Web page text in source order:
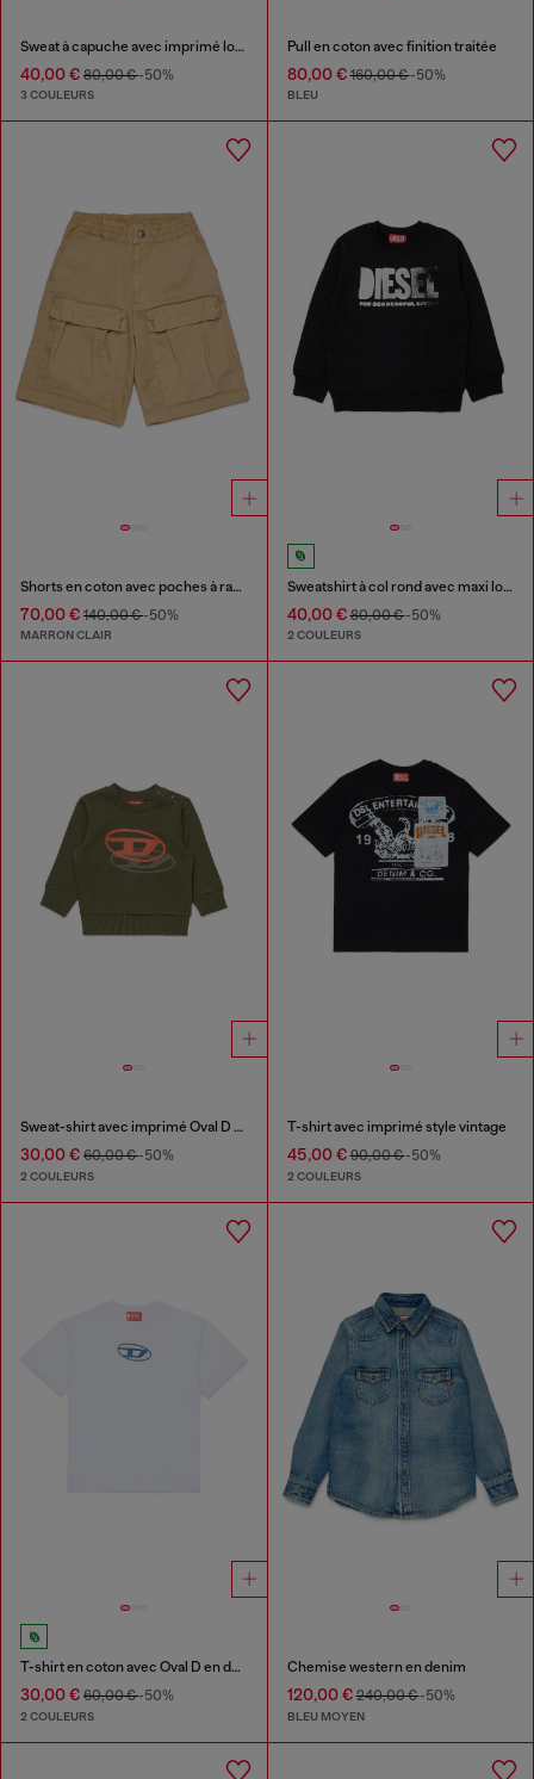
Sweat à capuche avec imprimé logo Diesel
40,00 € 80,00 €-50%
3 COULEURS
Pull en coton avec finition traitée
80,00 €160,00 €-50%
BLEU
Shorts en coton avec poches à rabat
70,00 € 140,00 €-50%
MARRON CLAIR
Sweatshirt à col rond avec maxi logo Diesel imprimé
40,00 €80,00 €-50%
2 COULEURS
Sweat-shirt avec imprimé Oval D en ombre
30,00 € 60,00 €-50%
2 COULEURS
T-shirt avec imprimé style vintage
45,00 €90,00 €-50%
2 COULEURS
T-shirt en coton avec Oval D en denim
30,00 € 60,00 €-50%
2 COULEURS
Chemise western en denim
120,00 €240,00 €-50%
BLEU MOYEN